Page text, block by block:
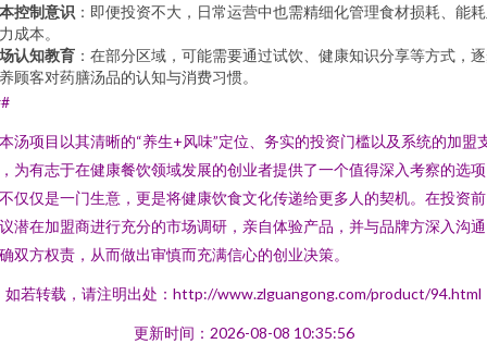
控制意识 ：即便投资不大，日常运营中也需精细化管理食材损耗、能
成本。
认知教育 ：在部分区域，可能需要通过试饮、健康知识分享等方式，
顾客对药膳汤品的认知与消费习惯。
汤项目以其清晰的“养生+风味”定位、务实的投资门槛以及系统的加盟
为有志于在健康餐饮领域发展的创业者提供了一个值得深入考察的选
仅仅是一门生意，更是将健康饮食文化传递给更多人的契机。在投资
潜在加盟商进行充分的市场调研，亲自体验产品，并与品牌方深入沟
双方权责，从而做出审慎而充满信心的创业决策。
如若转载，请注明出处：http://www.zlguangong.com/product/94.html
更新时间：2026-08-08 10:35:56